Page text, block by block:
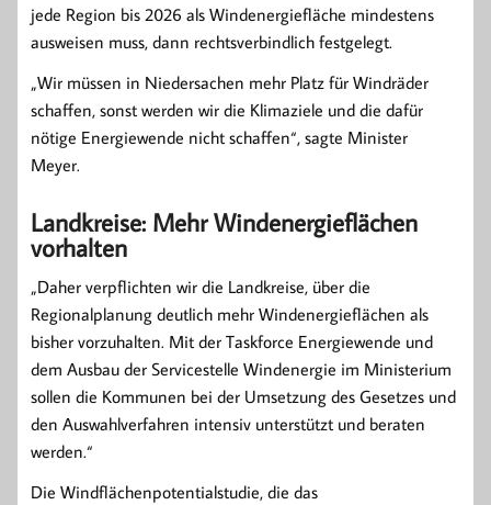
jede Region bis 2026 als Windenergiefläche mindestens
ausweisen muss, dann rechtsverbindlich festgelegt.
„Wir müssen in Niedersachen mehr Platz für Windräder
schaffen, sonst werden wir die Klimaziele und die dafür
nötige Energiewende nicht schaffen“, sagte Minister
Meyer.
Landkreise: Mehr Windenergieflächen
vorhalten
„Daher verpflichten wir die Landkreise, über die
Regionalplanung deutlich mehr Windenergieflächen als
bisher vorzuhalten. Mit der Taskforce Energiewende und
dem Ausbau der Servicestelle Windenergie im Ministerium
sollen die Kommunen bei der Umsetzung des Gesetzes und
den Auswahlverfahren intensiv unterstützt und beraten
werden.“
Die Windflächenpotentialstudie, die das